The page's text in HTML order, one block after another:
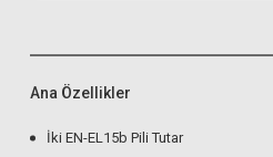
Ana Özellikler
İki EN-EL15b Pili Tutar